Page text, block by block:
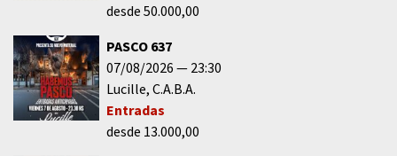
desde 50.000,00
PASCO 637
07/08/2026
23:30
Lucille C.A.B.A.
Entradas
desde 13.000,00